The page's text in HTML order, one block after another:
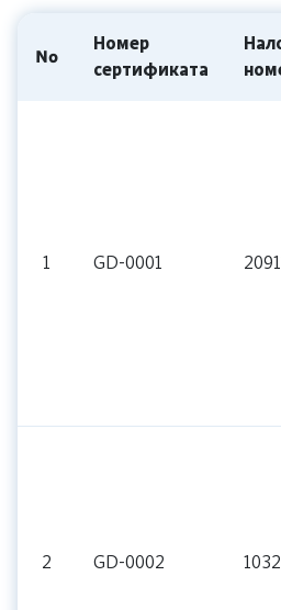
№
Номер
сертификата
1 GD-0001
2 GD-0002